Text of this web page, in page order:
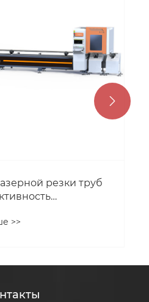
резки труб
>>
